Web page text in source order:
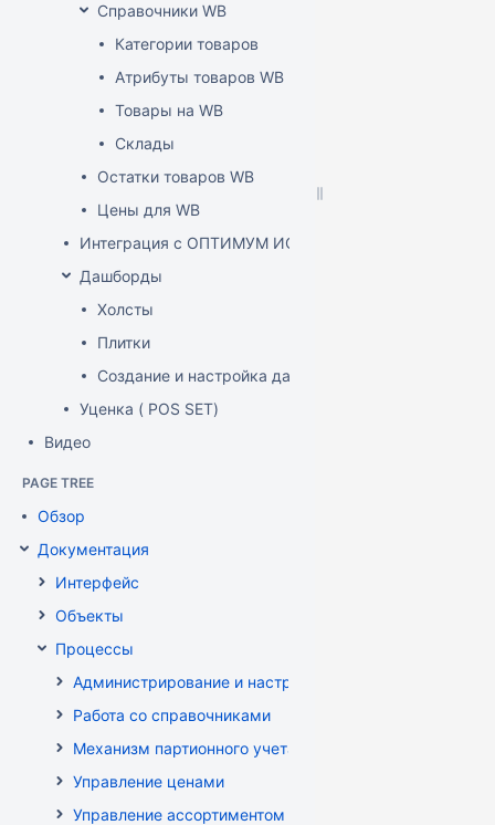
Справочники WB
Категории товаров
Атрибуты товаров WB
Товары на WB
Склады
Остатки товаров WB
Цены для WB
Интеграция с ОПТИМУМ ИСУМТ
Дашборды
Холсты
Плитки
Создание и настройка дашборда
Уценка ( POS SET)
Видео
PAGE TREE
Обзор
Документация
Интерфейс
Объекты
Процессы
Администрирование и настройка
Работа со справочниками
Механизм партионного учета
Управление ценами
Управление ассортиментом магазинов